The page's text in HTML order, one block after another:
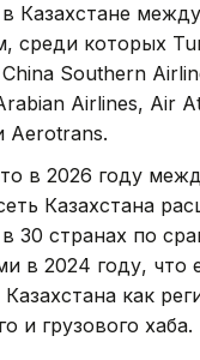
Казахстане
среди которых
Southern
Airlines, Air
Aerotrans.
в 2026 году
Казахстана
30 странах по
в 2024 году, что
как
и грузового хаба.